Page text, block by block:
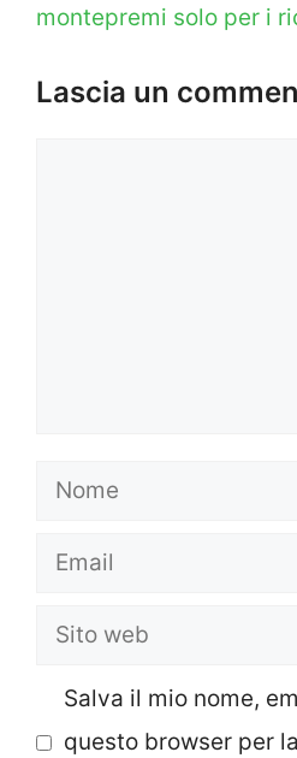
montepremi solo per i
Lascia un
Nome
Email
Sito
Salva il mio nome,
questo browser per